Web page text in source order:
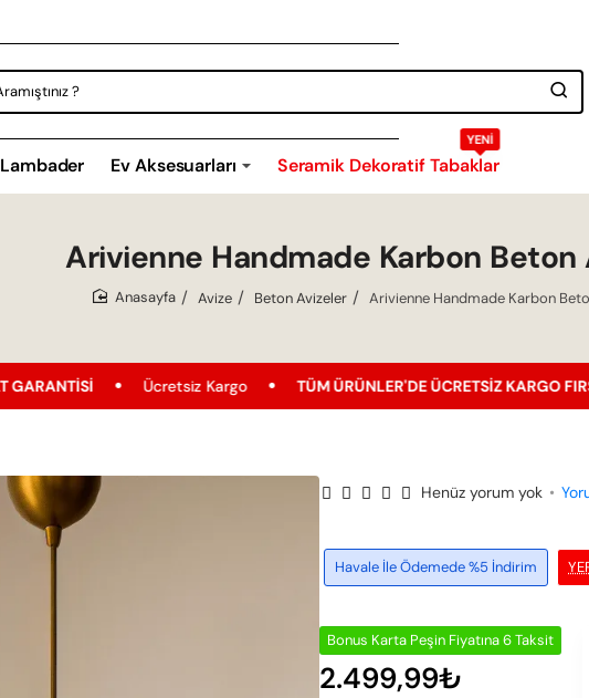
Lambader Ev Aksesuarları Seramik Dekoratif Tabaklar
YENI
Arivienne Handmade Karbon Beton
Avize Beton Avizeler Arivienne Handmade Karbon
Ücretsiz Kargo TÜM ÜRÜNLER'DE ÜCRETSIZ KARGO FIRSATI !
Havale İle Ödemede %5 İndirim
Henüz yorum yok •
Bonus Karta Peşin Fiyatına 6 Taksit
2.499,99₺